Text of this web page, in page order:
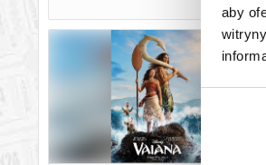
aby
Wybór
zgody